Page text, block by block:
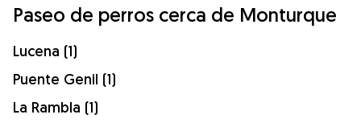
Paseo de perros cerca de Monturque
Lucena (1)
Puente Genil (1)
La Rambla (1)